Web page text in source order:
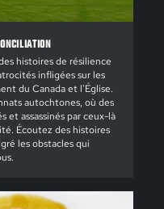
histoires de résilience
infligées sur les
du Canada et l'Église.
autochtones, où des
et assassinés par ceux-là
Écoutez des histoires
les obstacles qui